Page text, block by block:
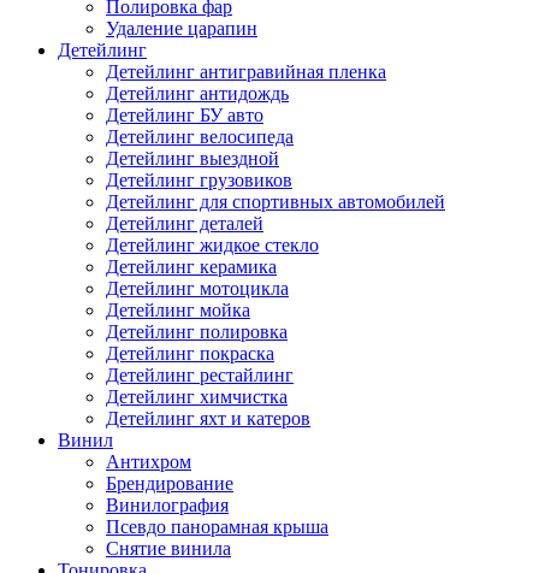
Полировка фар
Удаление царапин
Детейлинг
Детейлинг антигравийная пленка
Детейлинг антидождь
Детейлинг БУ авто
Детейлинг велосипеда
Детейлинг выездной
Детейлинг грузовиков
Детейлинг для спортивных автомобилей
Детейлинг деталей
Детейлинг жидкое стекло
Детейлинг керамика
Детейлинг мотоцикла
Детейлинг мойка
Детейлинг полировка
Детейлинг покраска
Детейлинг рестайлинг
Детейлинг химчистка
Детейлинг яхт и катеров
Винил
Антихром
Брендирование
Винилография
Псевдо панорамная крыша
Снятие винила